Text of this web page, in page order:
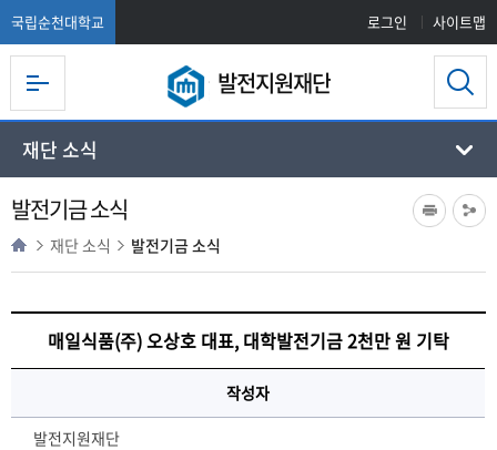
국립순천대학교 로그인 사이트맵
발전지원재단
재단 소식
발전기금 소식
재단 소식 발전기금 소식
매일식품(주) 오상호 대표, 대학발전기금 2천만 원 기탁
작성자
발전지원재단